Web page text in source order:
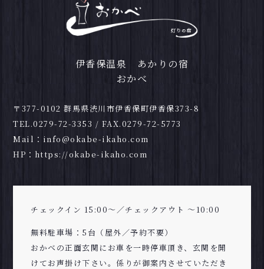
伊香保温泉 あかりの宿
おかべ
〒377-0102 群馬県渋川市伊香保町伊香保373-8
TEL.0279-72-3353 / FAX.0279-72-5773
Mail： info@okabe-ikaho.com
HP： https://okabe-ikaho.com
チェックイン 15:00～／チェックアウト ～10:00
無料駐車場：5台（屋外／予約不要）
おかべの正面玄関にお車を一時停車頂き、玄関を開
けてお声掛け下さい。係りが御案内させていただき